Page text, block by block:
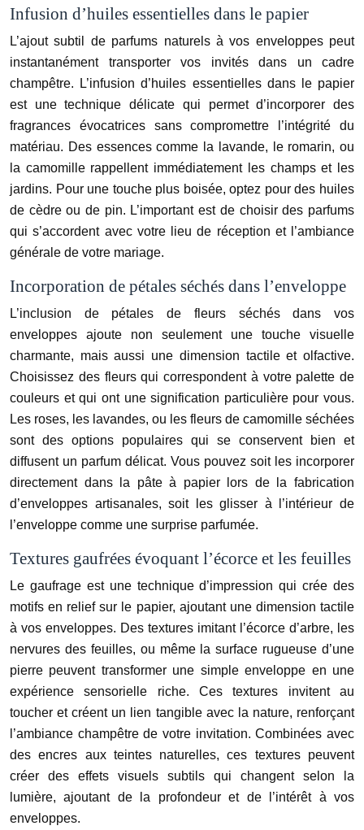
Infusion d’huiles essentielles dans le papier
L’ajout subtil de parfums naturels à vos enveloppes peut
instantanément transporter vos invités dans un cadre
champêtre. L’infusion d’huiles essentielles dans le papier
est une technique délicate qui permet d’incorporer des
fragrances évocatrices sans compromettre l’intégrité du
matériau. Des essences comme la lavande, le romarin, ou
la camomille rappellent immédiatement les champs et les
jardins. Pour une touche plus boisée, optez pour des huiles
de cèdre ou de pin. L’important est de choisir des parfums
qui s’accordent avec votre lieu de réception et l’ambiance
générale de votre mariage.
Incorporation de pétales séchés dans l’enveloppe
L’inclusion de pétales de fleurs séchés dans vos
enveloppes ajoute non seulement une touche visuelle
charmante, mais aussi une dimension tactile et olfactive.
Choisissez des fleurs qui correspondent à votre palette de
couleurs et qui ont une signification particulière pour vous.
Les roses, les lavandes, ou les fleurs de camomille séchées
sont des options populaires qui se conservent bien et
diffusent un parfum délicat. Vous pouvez soit les incorporer
directement dans la pâte à papier lors de la fabrication
d’enveloppes artisanales, soit les glisser à l’intérieur de
l’enveloppe comme une surprise parfumée.
Textures gaufrées évoquant l’écorce et les feuilles
Le gaufrage est une technique d’impression qui crée des
motifs en relief sur le papier, ajoutant une dimension tactile
à vos enveloppes. Des textures imitant l’écorce d’arbre, les
nervures des feuilles, ou même la surface rugueuse d’une
pierre peuvent transformer une simple enveloppe en une
expérience sensorielle riche. Ces textures invitent au
toucher et créent un lien tangible avec la nature, renforçant
l’ambiance champêtre de votre invitation. Combinées avec
des encres aux teintes naturelles, ces textures peuvent
créer des effets visuels subtils qui changent selon la
lumière, ajoutant de la profondeur et de l’intérêt à vos
enveloppes.